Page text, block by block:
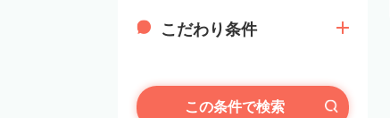
こだわり条件
この条件で検索